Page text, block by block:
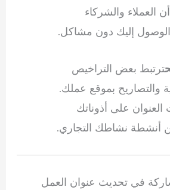
العملاء والشركاء
الوصول إليك دون مشاكل.
ترتبط بعض التراخيص
والتصاريح بموقع عملك.
على أذوناتك
أنشطة نشاطك التجاري.
في تحديث عنوان العمل